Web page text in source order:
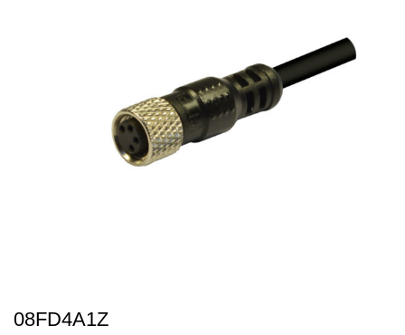
08FD4A1Z